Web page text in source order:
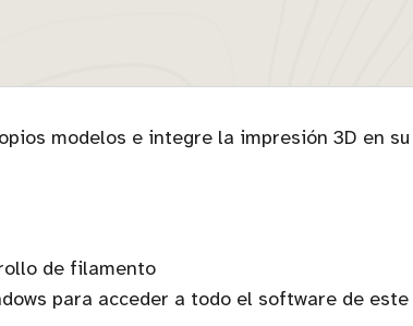
modelos e integre la impresión 3D en su
de filamento
para acceder a todo el software de este